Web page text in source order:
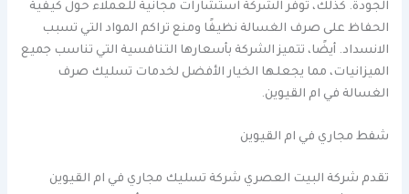
الجودة. كذلك، توفر الشركة استشارات مجانية للعملاء حول كيفية
الحفاظ على صرف الغسالة نظيفًا ومنع تراكم المواد التي تسبب
الانسداد. أيضًا، تتميز الشركة بأسعارها التنافسية التي تناسب جميع
الميزانيات، مما يجعلها الخيار الأفضل لخدمات تسليك صرف
الغسالة في ام القيوين.
شفط مجاري في ام القيوين
تقدم شركة البيت العصري شركة تسليك مجاري في ام القيوين